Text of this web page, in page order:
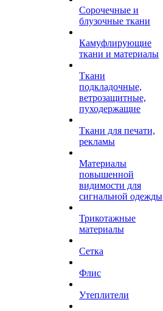
Сорочечные и
блузочные ткани
Камуфлирующие
ткани и материалы
Ткани
подкладочные,
ветрозащитные,
пуходержащие
Ткани для печати,
рекламы
Материалы
повышенной
видимости для
сигнальной одежды
Трикотажные
материалы
Сетка
Флис
Утеплители